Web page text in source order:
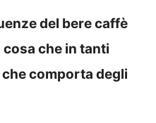
del bere caffè
che in tanti
comporta degli